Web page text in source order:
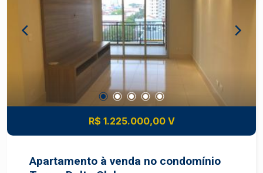
R$ 1.225.000,00 V
Apartamento à venda no condomínio